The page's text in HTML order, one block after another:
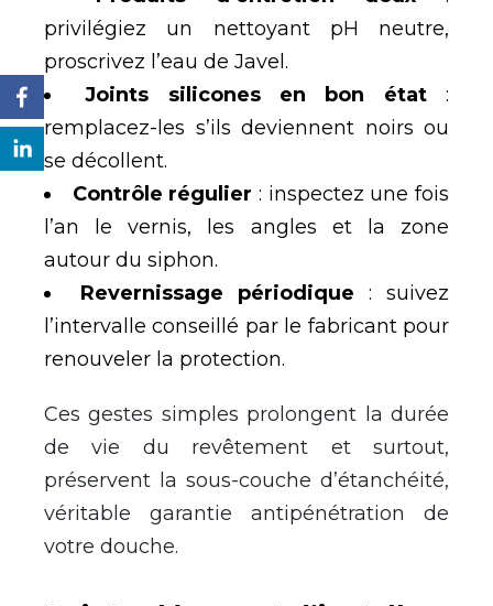
privilégiez un nettoyant pH neutre,
proscrivez l’eau de Javel.
Joints silicones en bon état:
remplacez-les s’ils deviennent noirs ou
se décollent.
Contrôle régulier : inspectez une fois
l’an le vernis, les angles et la zone
autour du siphon.
Revernissage périodique : suivez
l’intervalle conseillé par le fabricant pour
renouveler la protection.
Ces gestes simples prolongent la durée
de vie du revêtement et surtout,
préservent la sous-couche d’étanchéité,
véritable garantie antipénétration de
votre douche.